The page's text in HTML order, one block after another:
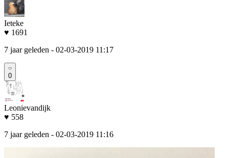
Ieteke
♥ 1691
7 jaar geleden - 02-03-2019 11:17
0
Leonievandijk
♥ 558
7 jaar geleden - 02-03-2019 11:16